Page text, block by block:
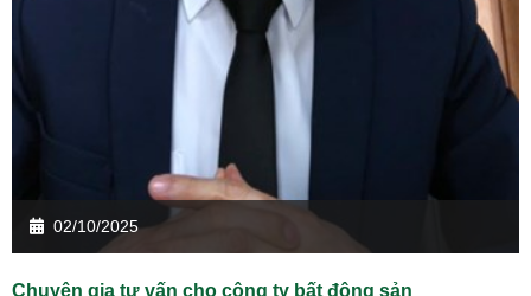
02/10/2025
Chuyên gia tư vấn cho công ty bất động sản